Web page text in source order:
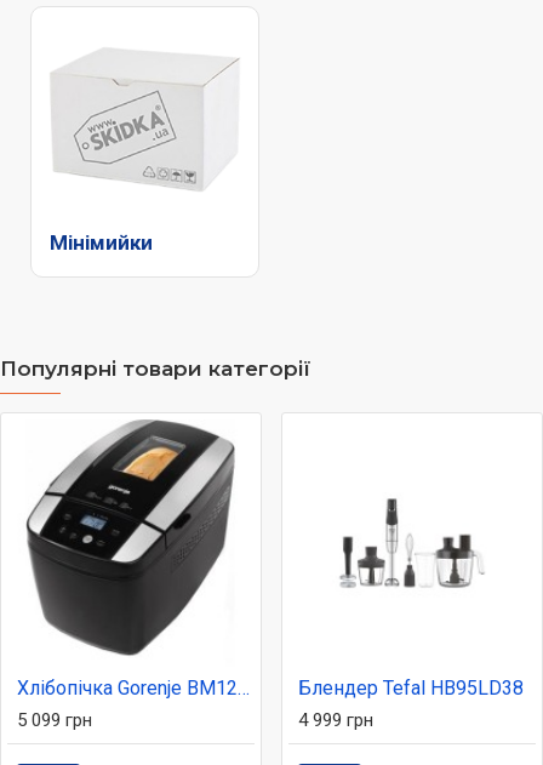
Мінімийки
Популярні товари категорії
Хлібопічка Gorenje BM1210BK
5 099 грн
Блендер Tefal HB95LD38
4 999 грн